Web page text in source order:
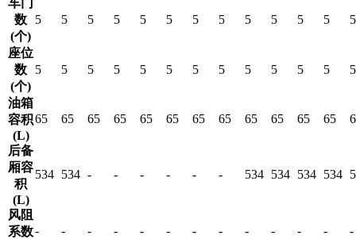
车门
数
(个)
5 5 5 5 5 5 5 5 5 5 5 5 5
座位
数
(个)
5 5 5 5 5 5 5 5 5 5 5 5 5
油箱
容积
(L)
65 65 65 65 65 65 65 65 65 65 65 65
后备
厢容
积
(L)
534 534 - - - - - - 534 534 534 534
风阻
系数- - - - - - - - - - - - -